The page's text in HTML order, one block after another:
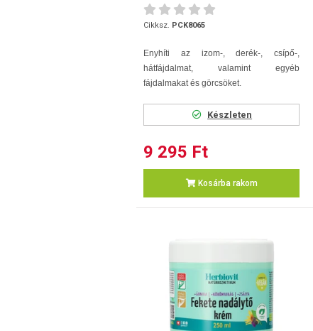
Cikksz. PCK8065
Enyhíti az izom-, derék-, csípő-,
hátfájdalmat, valamint egyéb
fájdalmakat és görcsöket.
Készleten
9 295 Ft
Kosárba rakom